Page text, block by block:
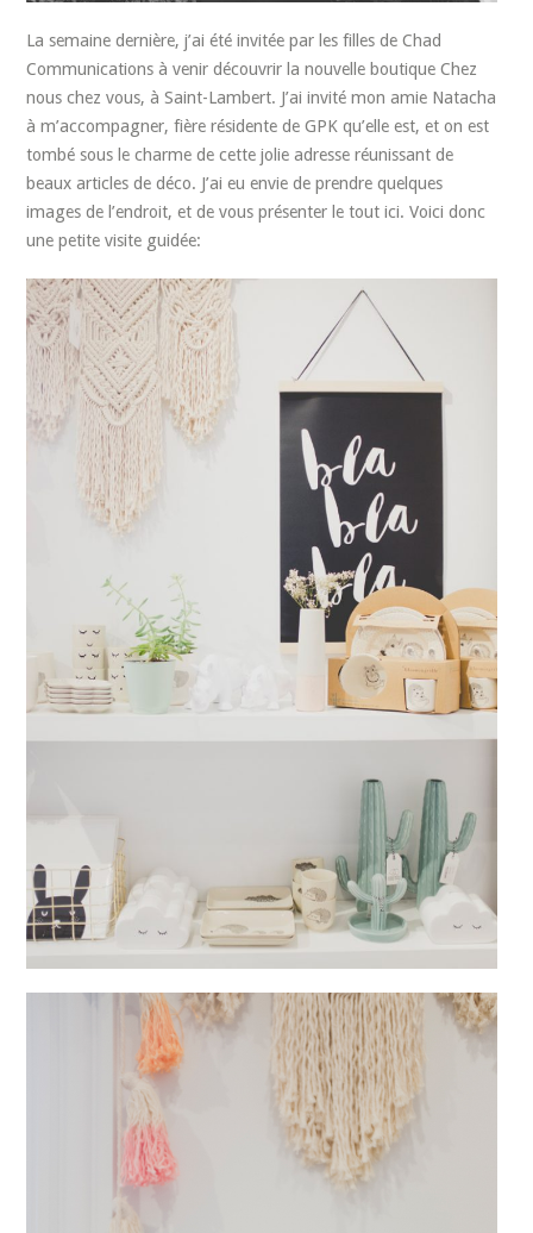
La semaine dernière, j’ai été invitée par les filles de Chad
Communications à venir découvrir la nouvelle boutique Chez
nous chez vous, à Saint-Lambert. J’ai invité mon amie Natacha
à m’accompagner, fière résidente de GPK qu’elle est, et on est
tombé sous le charme de cette jolie adresse réunissant de
beaux articles de déco. J’ai eu envie de prendre quelques
images de l’endroit, et de vous présenter le tout ici. Voici donc
une petite visite guidée: